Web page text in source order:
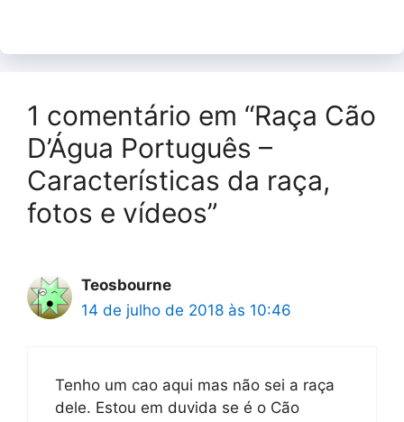
1 comentário em “Raça Cão
D’Água Português –
Características da raça,
fotos e vídeos”
Teosbourne
14 de julho de 2018 às 10:46
Tenho um cao aqui mas não sei a raça
dele. Estou em duvida se é o Cão